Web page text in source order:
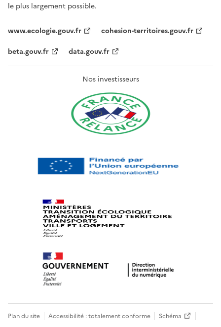
le plus largement possible.
www.ecologie.gouv.fr
cohesion-territoires.gouv.fr
beta.gouv.fr
data.gouv.fr
Nos investisseurs
Plan du site Accessibilité : totalement conforme
Schéma